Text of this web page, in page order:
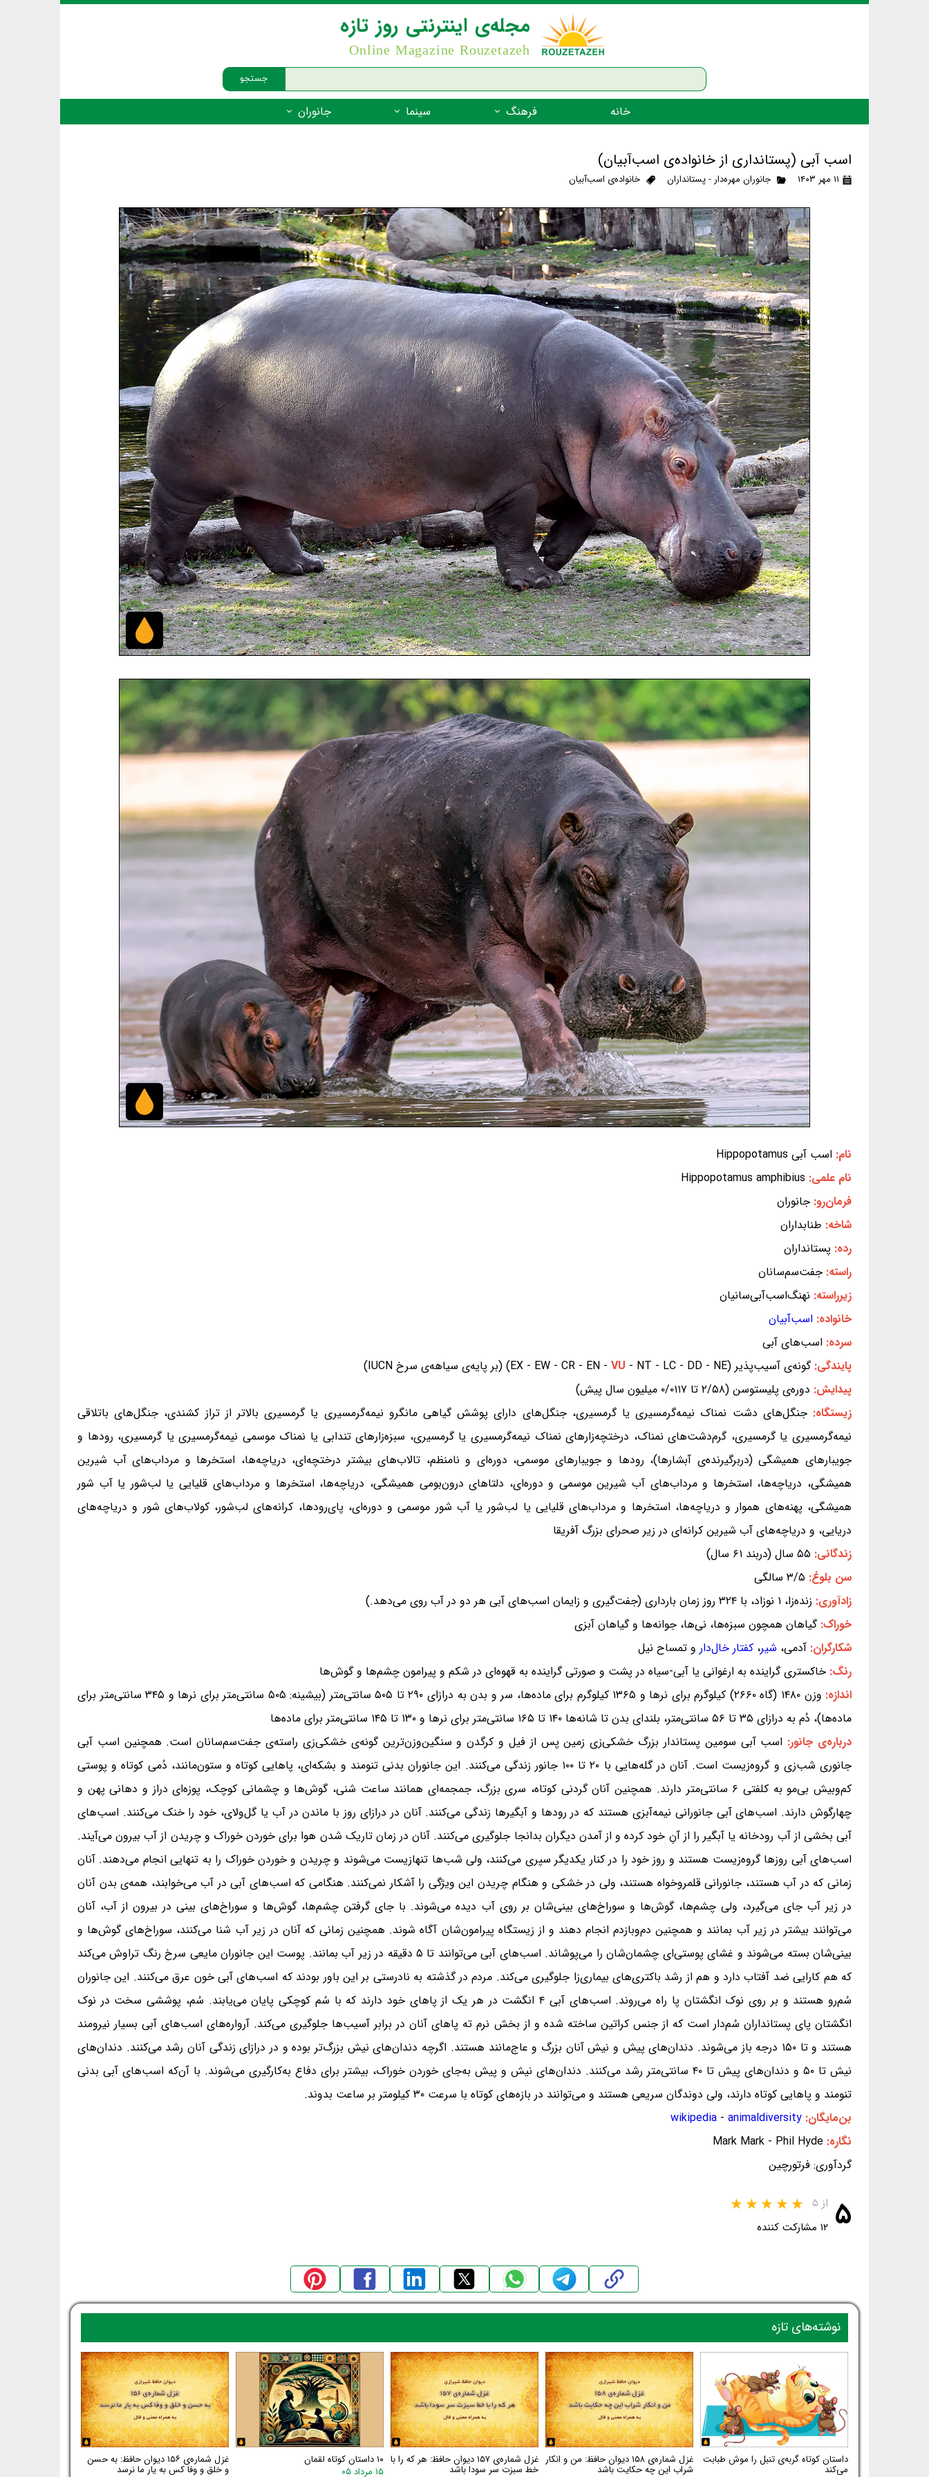
جستجو
مجله‌ی اینترنتی روز تازه
Online Magazine Rouzetazeh
خانه فرهنگ
ضرب المثل
شعر فارسی
زندگینامه‌ی بزرگان
گفتاورد
سینما جانوران
جانوران مهره‌دار - دوزیستان
جانوران مهره‌دار - ماهیان
جانوران مهره‌دار - فهرست‌ها
اسب آبی (پستانداری از خانواده‌ی اسب‌آبیان)
۱۱ مهر ۱۴۰۳ جانوران مهره‌دار - پستانداران خانواده‌ی اسب‌آبیان
نام: اسب آبی Hippopotamus
نام علمی: Hippopotamus amphibius
فرمان‌رو: جانوران
شاخه: طنابداران
رده: پستانداران
راسته: جفت‌سم‌سانان
زیرراسته: نهنگ‌اسب‌آبی‌سانیان
خانواده: اسب‌آبیان
سرده: اسب‌های آبی
پایندگی:گونه‌ی آسیب‌پذیر (EX - EW - CR - EN - VU - NT - LC - DD - NE) (بر پایه‌ی سیاهه‌ی سرخ IUCN)
پیدایش: دوره‌ی پلیستوسن (۲/۵۸ تا ۰/۰۱۱۷ میلیون سال پیش)
زیستگاه:جنگل‌های دشت نمناک نیمه‌گرمسیری یا گرمسیری، جنگل‌های دارای پوشش گیاهی مانگرو نیمه‌گرمسیری یا گرمسیری بالاتر از تراز کشندی، جنگل‌های باتلاقی
نیمه‌گرمسیری یا گرمسیری، گرم‌دشت‌های نمناک، درختچه‌زارهای نمناک نیمه‌گرمسیری یا گرمسیری، سبزه‌زارهای تندابی یا نمناک موسمی نیمه‌گرمسیری یا گرمسیری، رودها و
جویبارهای همیشگی (دربرگیرنده‌ی آبشارها)، رودها و جویبارهای موسمی، دوره‌ای و نامنظم، تالاب‌های بیشتر درختچه‌ای، دریاچه‌ها، استخرها و مرداب‌های آب شیرین
همیشگی، دریاچه‌ها، استخرها و مرداب‌های آب شیرین موسمی و دوره‌ای، دلتاهای درون‌بومی همیشگی، دریاچه‌ها، استخرها و مرداب‌های قلیایی یا لب‌شور یا آب شور
همیشگی، پهنه‌های هموار و دریاچه‌ها، استخرها و مرداب‌های قلیایی یا لب‌شور یا آب شور موسمی و دوره‌ای، پای‌رودها، کرانه‌های لب‌شور، کولاب‌های شور و دریاچه‌های
دریایی، و دریاچه‌های آب شیرین کرانه‌ای در زیر صحرای بزرگ آفریقا
زندگانی: ۵۵ سال (دربند ۶۱ سال)
سن بلوغ: ۳/۵ سالگی
زادآوری: زنده‌زا، ۱ نوزاد، با ۳۲۴ روز زمان بارداری (جفت‌گیری و زایمان اسب‌های آبی هر دو در آب روی می‌دهد.)
خوراک:گیاهان همچون سبزه‌ها، نی‌ها، جوانه‌ها و گیاهان آبزی
شکارگران: آدمی، شیر، کفتار خال‌دار و تمساح نیل
رنگ: خاکستری گراینده به ارغوانی یا آبی-سیاه در پشت و صورتی گراینده به قهوه‌ای در شکم و پیرامون چشم‌ها و گوش‌ها
اندازه:
وزن ۱۴۸۰ (گاه ۲۶۶۰) کیلوگرم برای نرها و ۱۳۶۵ کیلوگرم برای ماده‌ها، سر و بدن به درازای ۲۹۰ تا ۵۰۵ سانتی‌متر (بیشینه: ۵۰۵ سانتی‌متر برای نرها و ۳۴۵ سانتی‌متر برای
ماده‌ها)، دُم به درازای ۳۵ تا ۵۶ سانتی‌متر، بلندای بدن تا شانه‌ها ۱۴۰ تا ۱۶۵ سانتی‌متر برای نرها و ۱۳۰ تا ۱۴۵ سانتی‌متر برای ماده‌ها
درباره‌ی جانور: اسب آبی سومین پستاندار بزرگ خشکی‌زی زمین پس از فیل و کرگدن و سنگین‌وزن‌ترین گونه‌ی خشکی‌زی راسته‌ی جفت‌سم‌سانان است. همچنین اسب آبی
جانوری شب‌زی و گروه‌زیست است. آنان در گله‌هایی با ۲۰ تا ۱۰۰ جانور زندگی می‌کنند. این جانوران بدنی تنومند و بشکه‌ای، پاهایی کوتاه و ستون‌مانند، دُمی کوتاه و پوستی
کم‌وبیش بی‌مو به کلفتی ۶ سانتی‌متر دارند. همچنین آنان گردنی کوتاه، سری بزرگ، جمجمه‌ای همانند ساعت شنی، گوش‌ها و چشمانی کوچک، پوزه‌ای دراز و دهانی پهن و
چهارگوش دارند. اسب‌های آبی جانورانی نیمه‌آبزی هستند که در رودها و آبگیرها زندگی می‌کنند. آنان در درازای روز با ماندن در آب یا گل‌ولای، خود را خنک می‌کنند. اسب‌های
آبی بخشی از آب رودخانه یا آبگیر را از آنِ خود کرده و از آمدن دیگران بدانجا جلوگیری می‌کنند. آنان در زمان تاریک شدن هوا برای خوردن خوراک و چریدن از آب بیرون می‌آیند.
اسب‌های آبی روزها گروه‌زیست هستند و روز خود را در کنار یکدیگر سپری می‌کنند، ولی شب‌ها تنهازیست می‌شوند و چریدن و خوردن خوراک را به تنهایی انجام می‌دهند. آنان
زمانی که در آب هستند، جانورانی قلمروخواه هستند، ولی در خشکی و هنگام چریدن این ویژگی را آشکار نمی‌کنند. هنگامی که اسب‌های آبی در آب می‌خوابند، همه‌ی بدن آنان
در زیر آب جای می‌گیرد، ولی چشم‌ها، گوش‌ها و سوراخ‌های بینی‌شان بر روی آب دیده می‌شوند. با جای گرفتن چشم‌ها، گوش‌ها و سوراخ‌های بینی در بیرون از آب، آنان
می‌توانند بیشتر در زیر آب بمانند و همچنین دم‌وبازدم انجام دهند و از زیستگاه پیرامون‌شان آگاه شوند. همچنین زمانی که آنان در زیر آب شنا می‌کنند، سوراخ‌های گوش‌ها و
بینی‌شان بسته می‌شوند و غشای پوستی‌ای چشمان‌شان را می‌پوشاند. اسب‌های آبی می‌توانند تا ۵ دقیقه در زیر آب بمانند. پوست این جانوران مایعی سرخ رنگ تراوش می‌کند
که هم کارایی ضد آفتاب دارد و هم از رشد باکتری‌های بیماری‌زا جلوگیری می‌کند. مردم در گذشته به نادرستی بر این باور بودند که اسب‌های آبی خون عرق می‌کنند. این جانوران
سُم‌رو هستند و بر روی نوک انگشتان پا راه می‌روند. اسب‌های آبی ۴ انگشت در هر یک از پاهای خود دارند که با سُم کوچکی پایان می‌یابند. سُم، پوششی سخت در نوک
انگشتان پای پستانداران سُم‌دار است که از جنس کراتین ساخته شده و از بخش نرم ته پاهای آنان در برابر آسیب‌ها جلوگیری می‌کند. آرواره‌های اسب‌های آبی بسیار نیرومند
هستند و تا ۱۵۰ درجه باز می‌شوند. دندان‌های پیش و نیش آنان بزرگ و عاج‌مانند هستند. اگرچه دندان‌های نیش بزرگ‌تر بوده و در درازای زندگی آنان رشد می‌کنند. دندان‌های
نیش تا ۵۰ و دندان‌های پیش تا ۴۰ سانتی‌متر رشد می‌کنند. دندان‌های نیش و پیش به‌جای خوردن خوراک، بیشتر برای دفاع به‌کارگیری می‌شوند. با آن‌که اسب‌های آبی بدنی
تنومند و پاهایی کوتاه دارند، ولی دوندگان سریعی هستند و می‌توانند در بازه‌های کوتاه با سرعت ۳۰ کیلومتر بر ساعت بدوند.
بن‌مایگان:
wikipedia - animaldiversity
نگاره: Mark Mark - Phil Hyde
گردآوری: فرتورچین
۵ از ۵
۱۲ مشارکت کننده
داستان کوتاه گربه‌ی تنبل را موش طبابت
می‌کند
غزل شماره‌ی ۱۵۸ دیوان حافظ: من و انکار
شراب این چه حکایت باشد
غزل شماره‌ی ۱۵۷ دیوان حافظ: هر که را با
خط سبزت سر سودا باشد
۱۰ داستان کوتاه لقمان
۱۵ مرداد ۰۵
غزل شماره‌ی ۱۵۶ دیوان حافظ: به حسن
و خلق و وفا کس به یار ما نرسد
نوشته‌های تازه